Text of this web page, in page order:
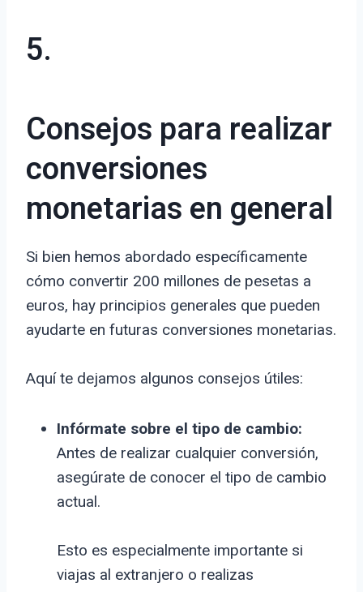
5.
Consejos para realizar
conversiones
monetarias en general
Si bien hemos abordado específicamente
cómo convertir 200 millones de pesetas a
euros, hay principios generales que pueden
ayudarte en futuras conversiones monetarias.
Aquí te dejamos algunos consejos útiles:
Infórmate sobre el tipo de cambio:
Antes de realizar cualquier conversión,
asegúrate de conocer el tipo de cambio
actual.
Esto es especialmente importante si
viajas al extranjero o realizas